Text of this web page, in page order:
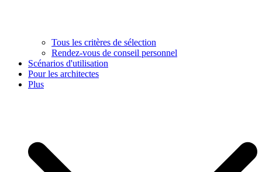
Tous les critères de sélection
Rendez-vous de conseil personnel
Scénarios d'utilisation
Pour les architectes
Plus